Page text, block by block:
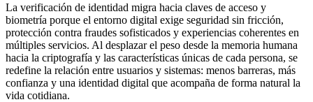
La verificación de identidad migra hacia claves de acceso y
biometría porque el entorno digital exige seguridad sin fricción,
protección contra fraudes sofisticados y experiencias coherentes en
múltiples servicios. Al desplazar el peso desde la memoria humana
hacia la criptografía y las características únicas de cada persona, se
redefine la relación entre usuarios y sistemas: menos barreras, más
confianza y una identidad digital que acompaña de forma natural la
vida cotidiana.